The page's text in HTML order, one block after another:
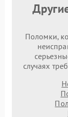
Поломки,
случаях